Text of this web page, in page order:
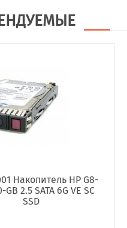
Накопитель HP G8-
GB 2.5 SATA 6G VE SC
SSD